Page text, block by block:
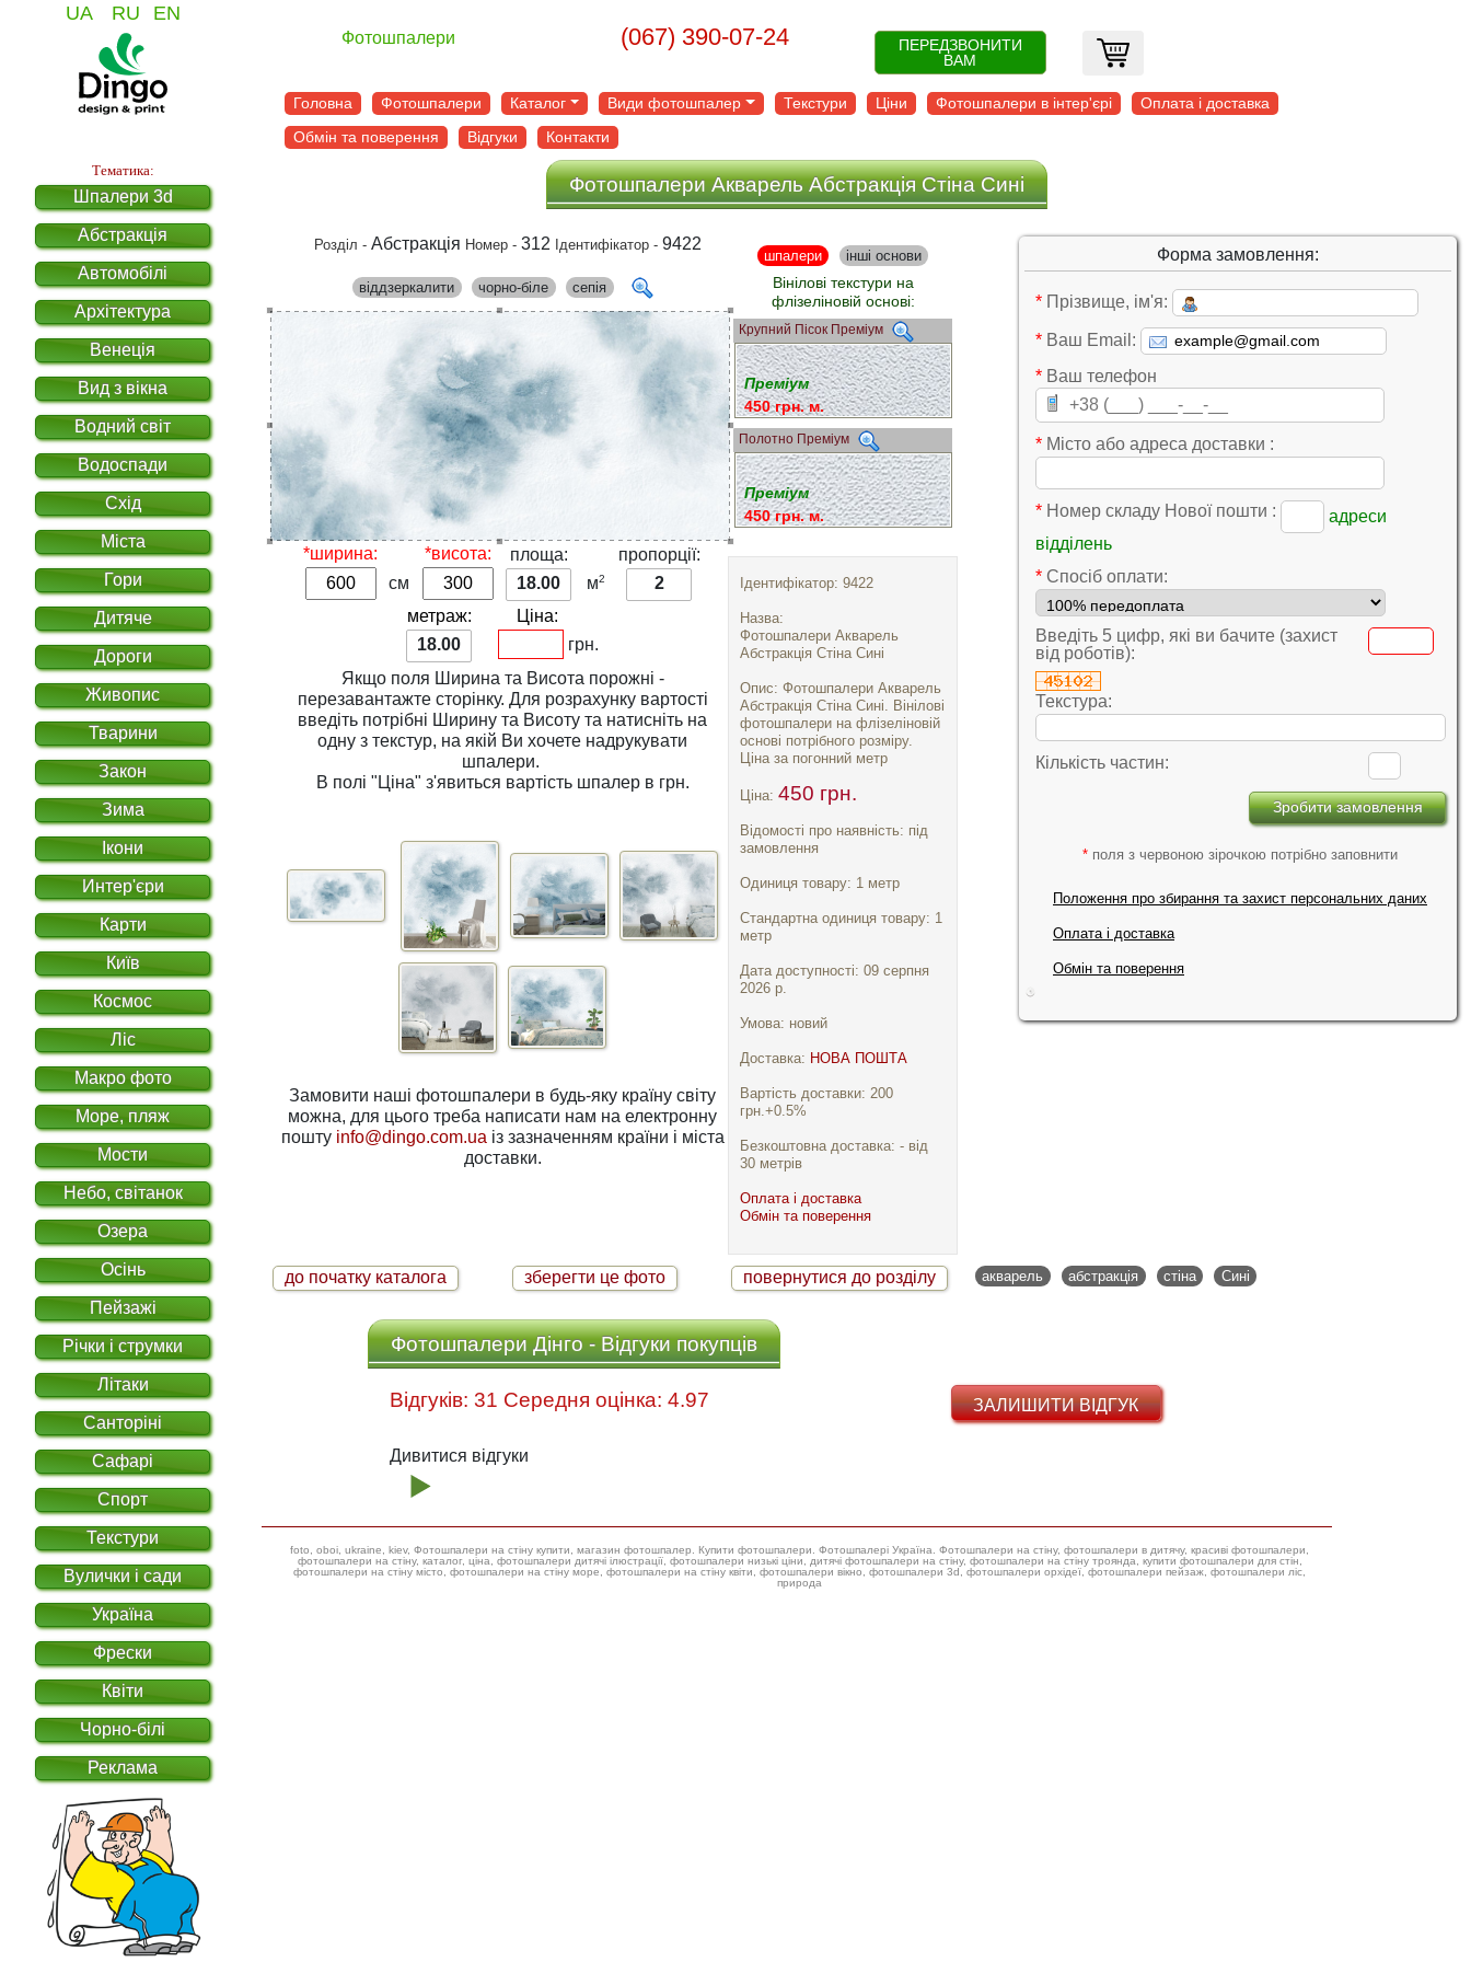
UA RU EN
Фотошпалери (067) 390-07-24
ПЕРЕДЗВОНИТИ
ВАМ
Головна Фотошпалери Каталог Види фотошпалер Текстури Ціни Фотошпалери в інтер'єрі
Оплата і доставка
Обмін та поверення
Відгуки Контакти
Тематика:
Шпалери 3d
Абстракція
Автомобілі
Архітектура
Венеція
Вид з вікна
Водний світ
Водоспади
Схід
Міста
Гори
Дитяче
Дороги
Живопис
Тварини
Закон
Зима
Ікони
Интер'єри
Карти
Київ
Космос
Ліс
Макро фото
Море, пляж
Мости
Небо, світанок
Озера
Осінь
Пейзажі
Річки і струмки
Літаки
Санторіні
Сафарі
Спорт
Текстури
Вулички і сади
Україна
Фрески
Квіти
Чорно-білі
Реклама
Фотошпалери Акварель Абстракція Стіна Сині
Розділ -Абстракція Номер -312 Ідентифікатор -9422
віддзеркалити чорно-біле сепія
*ширина:
см
*висота:
площа:
18.00
м2
пропорції:
2
метраж:
18.00
Ціна:
грн.
Якщо поля Ширина та Висота порожні -
перезавантажте сторінку. Для розрахунку вартості
введіть потрібні Ширину та Висоту та натисніть на
одну зтекстур, на якій Ви хочете надрукувати
шпалери.
В полі "Ціна" з'явиться вартість шпалер в грн.
Замовити наші фотошпалери в будь-яку країну світу
можна, для цього треба написати нам на електронну
пошту info@dingo.com.ua із зазначенням країни і міста
доставки.
шпалери інші основи
Вінілові текстури на
флізеліновій основі:
Крупний Пісок Преміум
Преміум
450 грн. м.
Полотно Преміум
Преміум
450 грн. м.
Ідентифікатор: 9422
Назва:
Фотошпалери Акварель
Абстракція Стіна Сині
Опис: Фотошпалери Акварель
Абстракція Стіна Сині. Вінілові
фотошпалери на флізеліновій
основі потрібного розміру.
Ціна за погонний метр
Ціна: 450 грн.
Відомості про наявність: під
замовлення
Одиниця товару: 1 метр
Стандартна одиниця товару: 1
метр
Дата доступності: 09 серпня
2026 р.
Умова: новий
Доставка: НОВА ПОШТА
Вартість доставки: 200
грн.+0.5%
Безкоштовна доставка: - від
30 метрів
Оплата і доставка
Обмін та поверення
Форма замовлення:
* Прізвище, ім'я:
* Ваш Email:
* Ваш телефон
* Місто або адреса доставки :
* Номер складу Нової пошти :
адреси
відділень
* Cпосіб оплати:
Введіть 5 цифр, які ви бачите (захист
від роботів):
Текстура:
Кількість частин:
* поля з червоною зірочкою потрібно заповнити
Положення про збирання та захист персональних даних
Оплата і доставка
Обмін та поверення
до початку каталога зберегти це фото повернутися до розділу акварель абстракція стіна Сині
Фотошпалери Дінго - Відгуки покупців
ЗАЛИШИТИ ВІДГУК
Відгуків: 31 Середня оцінка: 4.97
Дивитися відгуки
foto, oboi, ukraine, kiev, Фотошпалери на стіну купити, магазин фотошпалер. Купити фотошпалери. Фотошпалері Україна. Фотошпалери на стіну, фотошпалери в дитячу, красиві фотошпалери,
фотошпалери на стіну, каталог, ціна, фотошпалери дитячі ілюстрації, фотошпалери низькі ціни, дитячі фотошпалери на стіну, фотошпалери на стіну троянда, купити фотошпалери для стін,
фотошпалери на стіну місто, фотошпалери на стіну море, фотошпалери на стіну квіти, фотошпалери вікно, фотошпалери 3d, фотошпалери орхідеї, фотошпалери пейзаж, фотошпалери ліс,
природа